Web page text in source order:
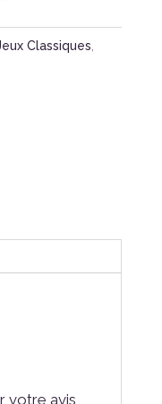
Classiques,
votre avis